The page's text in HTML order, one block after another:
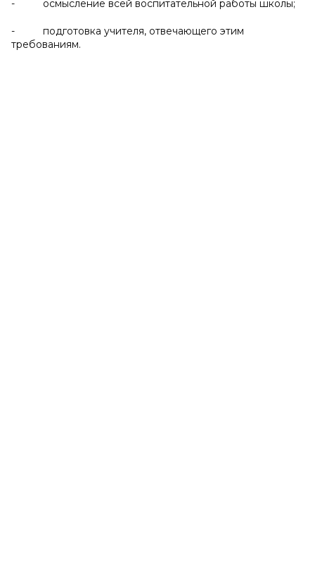
- осмысление всей воспитательной работы школы;
- подготовка учителя, отвечающего этим
требованиям.